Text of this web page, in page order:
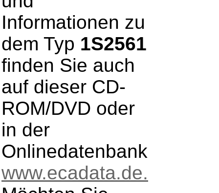
Informationen zu
dem Typ 1S2561
finden Sie auch
auf dieser CD-
ROM/DVD oder
in der
Onlinedatenbank
www.ecadata.de.